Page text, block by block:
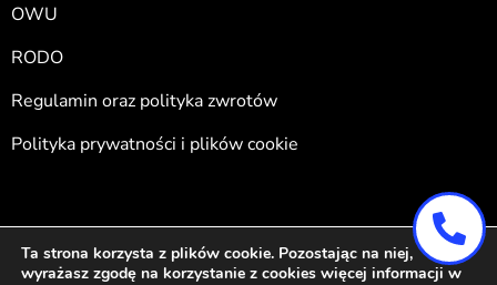
OWU
RODO
Regulamin oraz polityka zwrotów
Polityka prywatności i plików cookie
Pozycjonowanie i obsługa:Wertui.pl
Ta strona korzysta z plików cookie. Pozostając na niej,
wyrażasz zgodę na korzystanie z cookies więcej informacji w